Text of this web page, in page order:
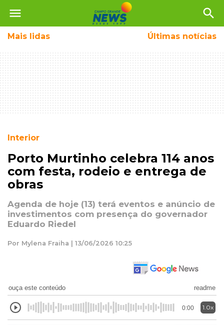
menu search
Mais lidas Últimas notícias
Interior
Porto Murtinho celebra 114 anos
com festa, rodeio e entrega de
obras
Agenda de hoje (13) terá eventos e anúncio de
investimentos com presença do governador
Eduardo Riedel
Por Mylena Fraiha | 13/06/2026 10:25
ouça este conteúdo readme
0:00 1.0x